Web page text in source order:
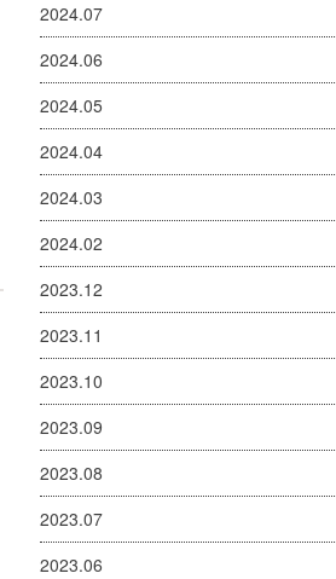
2024.07
2024.06
2024.05
2024.04
2024.03
2024.02
2023.12
2023.11
2023.10
2023.09
2023.08
2023.07
2023.06